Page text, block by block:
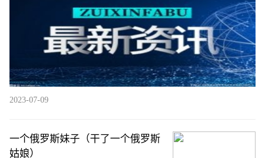
2023-07-09
一个俄罗斯妹子（干了一个俄罗斯
姑娘）